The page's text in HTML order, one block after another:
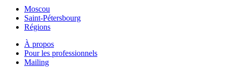
Moscou
Saint-Pétersbourg
Régions
À propos
Pour les professionnels
Mailing